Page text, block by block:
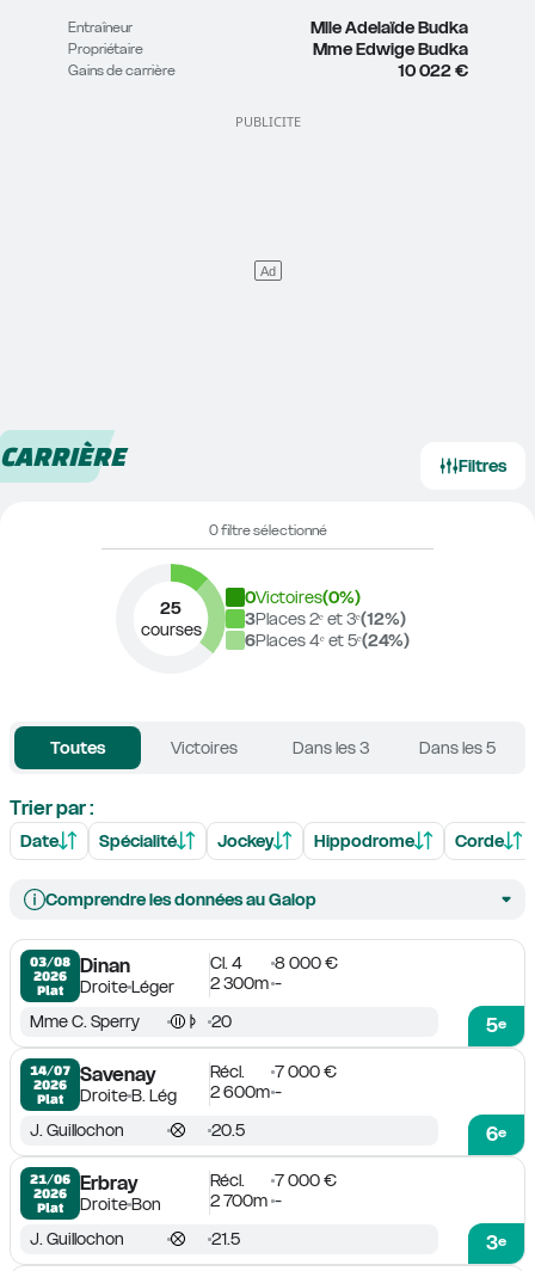
Entraîneur Mlle Adelaïde Budka
Propriétaire Mme Edwige Budka
Gains de carrière 10 022 €
CARRIÈRE Filtres
0 filtre sélectionné
25
courses
0Victoires(0%)
3Places 2ᵉ et 3ᵉ(12%)
6Places 4ᵉ et 5ᵉ(24%)
Toutes Victoires Dans les 3 Dans les 5
Trier par :
Date Spécialité Jockey Hippodrome Corde
Comprendre les données au Galop
03/08
2026
Plat
Dinan
DroiteLéger
Cl. 4
8 000 €
2 300m -
5e
Mme C. Sperry 20
14/07
2026
Plat
Savenay
DroiteB. Lég
Récl.
7 000 €
2 600m -
6e
J. Guillochon 20.5
21/06
2026
Plat
Erbray
DroiteBon
Récl.
7 000 €
2 700m -
3e
J. Guillochon 21.5